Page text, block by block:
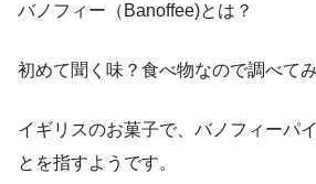
バノフィー（Banoffee)とは？
初めて聞く味？食べ物なので調べてみ
イギリスのお菓子で、バノフィーパ
とを指すようです。